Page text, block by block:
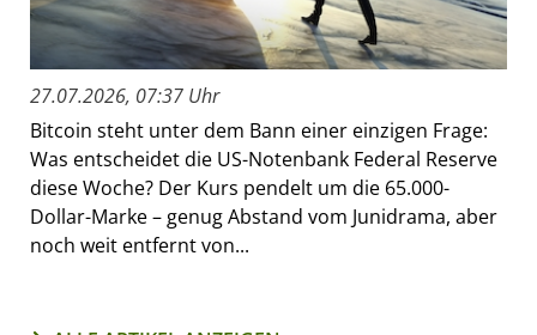
27.07.2026, 07:37 Uhr
Bitcoin steht unter dem Bann einer einzigen Frage:
Was entscheidet die US-Notenbank Federal Reserve
diese Woche? Der Kurs pendelt um die 65.000-
Dollar-Marke – genug Abstand vom Junidrama, aber
noch weit entfernt von...